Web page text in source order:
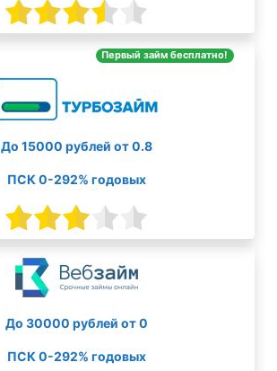
Первый займ бесплатно!
До 15000 рублей от 0.8
ПСК 0-292% годовых
До 30000 рублей от 0
ПСК 0-292% годовых